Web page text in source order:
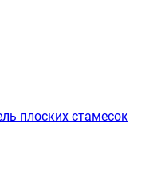
плоских стамесок